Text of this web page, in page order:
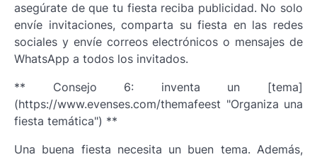
asegúrate de que tu fiesta reciba publicidad. No solo
envíe invitaciones, comparta su fiesta en las redes
sociales y envíe correos electrónicos o mensajes de
WhatsApp a todos los invitados.
** Consejo 6: inventa un [tema]
(https://www.evenses.com/themafeest "Organiza una
fiesta temática") **
Una buena fiesta necesita un buen tema. Además,